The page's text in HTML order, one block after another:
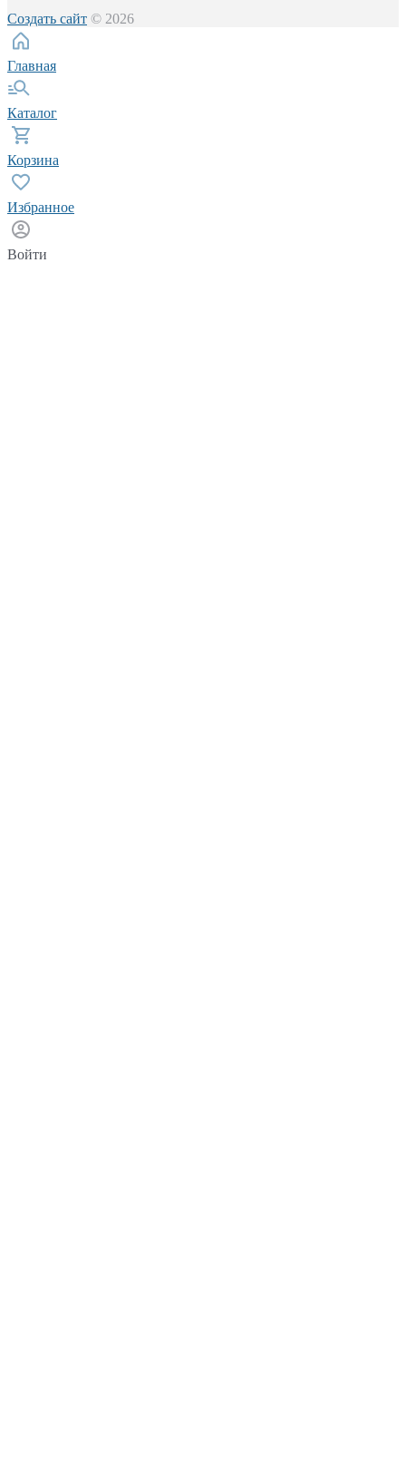
Создать сайт © 2026
Главная
Каталог
Корзина
Избранное
Войти